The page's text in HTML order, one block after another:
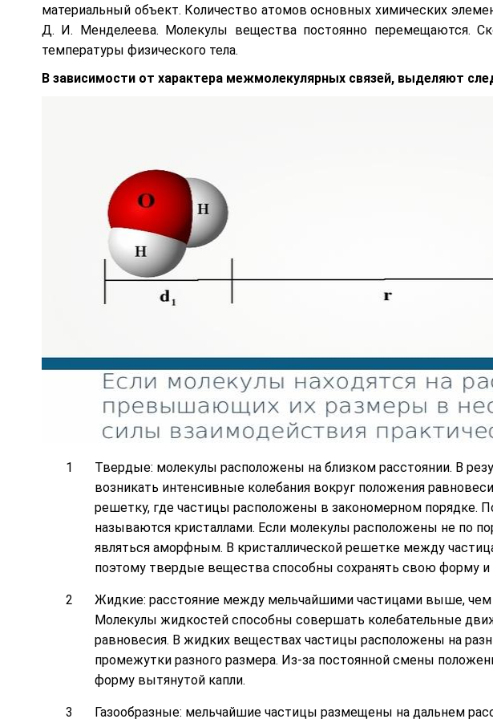
материальный объект. Количество атомов основных химических
Д. И. Менделеева. Молекулы вещества постоянно перемещаются.
температуры физического тела.
В зависимости от характера межмолекулярных связей, выделяют
Твердые: молекулы расположены на близком расстоянии. В
возникать интенсивные колебания вокруг положения
решетку, где частицы расположены в закономерном порядке.
называются кристаллами. Если молекулы расположены не по
являться аморфным. В кристаллической решетке между
поэтому твердые вещества способны сохранять свою форму и
Жидкие: расстояние между мельчайшими частицами выше, чем
Молекулы жидкостей способны совершать колебательные
равновесия. В жидких веществах частицы расположены на
промежутки разного размера. Из-за постоянной смены
форму вытянутой капли.
Газообразные: мельчайшие частицы размещены на дальнем